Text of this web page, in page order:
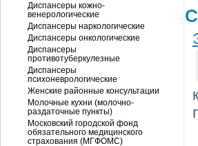
Диспансеры кожно-
венерологические
Диспансеры наркологические
Диспансеры онкологические
Диспансеры
противотуберкулезные
Диспансеры
психоневрологические
Женские районные консультации
Молочные кухни (молочно-
раздаточные пункты)
Московский городской фонд
обязательного медицинского
страхования (МГФОМС)